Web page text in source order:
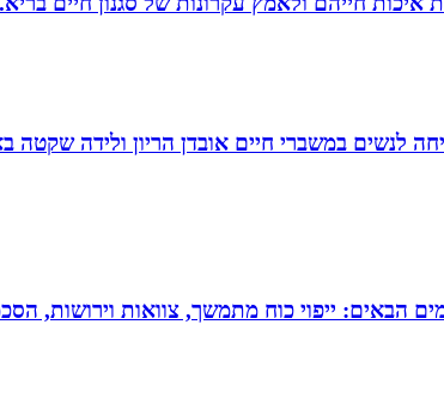
לנשים במשברי חיים אובדן הריון ולידה
הבאים: ייפוי כוח מתמשך, צוואות וירושות,